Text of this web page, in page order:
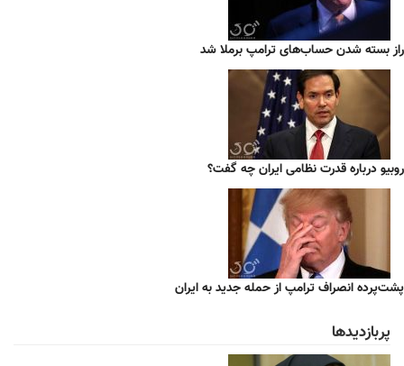
راز بسته شدن حساب‌های ترامپ برملا شد
روبیو درباره قدرت نظامی ایران چه گفت؟
پشت‌پرده انصراف ترامپ از حمله جدید به ایران
پربازدیدها